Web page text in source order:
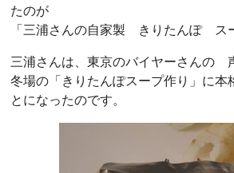
たのが
「三浦さんの自家製 きりたんぽ ス
三浦さんは、東京のバイヤーさんの
冬場の「きりたんぽスープ作り」に
とになったのです。